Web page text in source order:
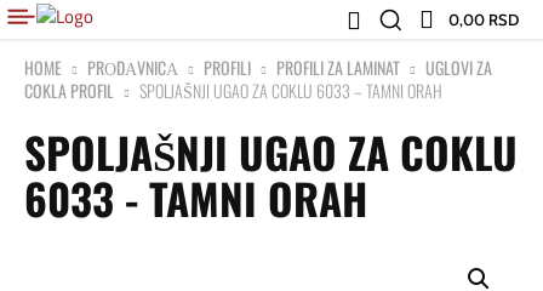
0,00 RSD
HOME PRОDАVNICА PROFILI PROFILI ZA LAMINAT
UGLOVI ZA
COKLA PROFIL
SPOLJAŠNJI UGAO ZA COKLU 6033 – TAMNI ORAH
SPOLJAŠNJI UGAO ZA COKLU
6033 - TAMNI ORAH